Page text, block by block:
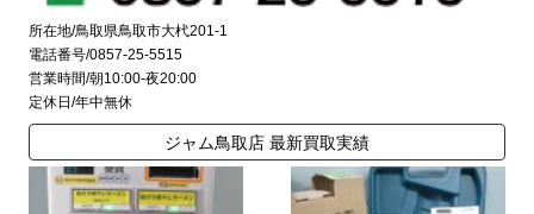
所在地/鳥取県鳥取市大杙201-1
電話番号/0857-25-5515
営業時間/朝10:00-夜20:00
定休日/年中無休
ジャム鳥取店 最新買取実績